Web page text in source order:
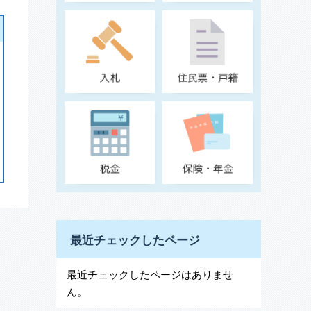
最近チェックしたページ
最近チェックしたページはありませ
ん。